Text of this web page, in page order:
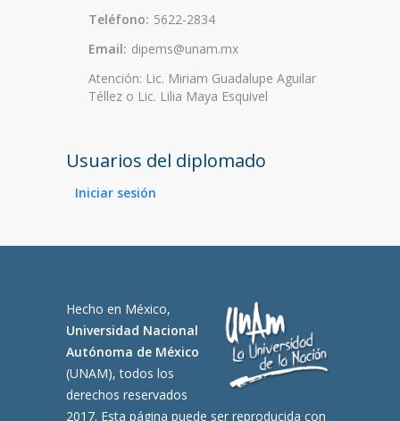
Teléfono: 5622-2834
Email: dipems@unam.mx
Atención: Lic. Miriam Guadalupe Aguilar
Téllez o Lic. Lilia Maya Esquivel
Usuarios del diplomado
Iniciar sesión
Hecho en México,
Universidad Nacional
Autónoma de México
(UNAM), todos los
derechos reservados
2017. Esta página puede ser reproducida con